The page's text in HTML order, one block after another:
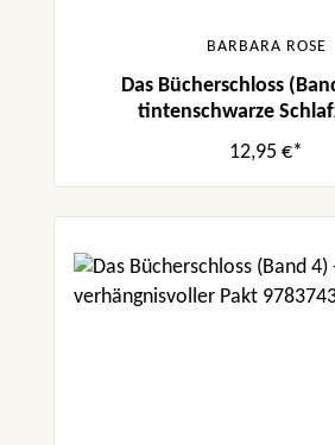
BARBARA ROSE
Das Bücherschloss
tintenschwarze
12,95 €*